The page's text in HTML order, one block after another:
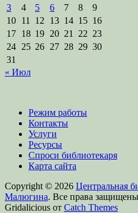
3
4 5 6 7 8
9
10 11 12 13 14 15 16
17 18 19 20 21 22 23
24 25 26 27 28 29 30
31
« Июл
Режим работы
Контакты
Услуги
Ресурсы
Спроси библиотекаря
Карта сайта
Copyright © 2026 Центральная
Малюгина. Все права
Gridalicious от Catch Themes